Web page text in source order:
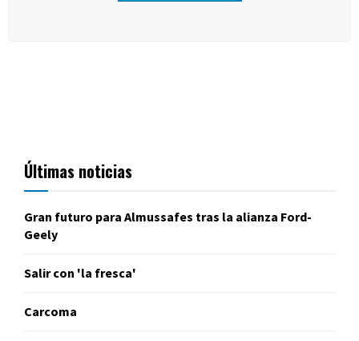
Últimas noticias
Gran futuro para Almussafes tras la alianza Ford-
Geely
Salir con 'la fresca'
Carcoma